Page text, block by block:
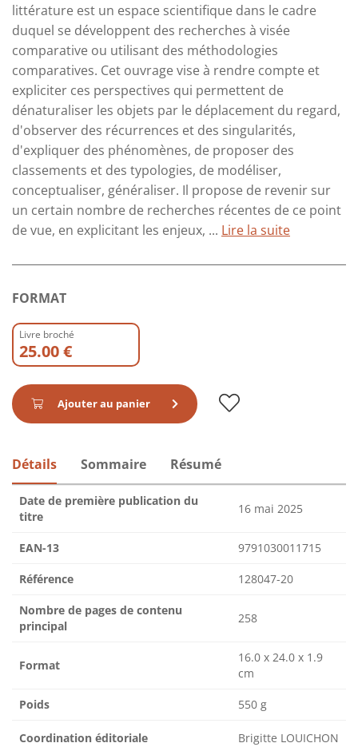
littérature est un espace scientifique dans le cadre
duquel se développent des recherches à visée
comparative ou utilisant des méthodologies
comparatives. Cet ouvrage vise à rendre compte et
expliciter ces perspectives qui permettent de
dénaturaliser les objets par le déplacement du regard,
d'observer des récurrences et des singularités,
d'expliquer des phénomènes, de proposer des
classements et des typologies, de modéliser,
conceptualiser, généraliser. Il propose de revenir sur
un certain nombre de recherches récentes de ce point
de vue, en explicitant les enjeux, ... Lire la suite
FORMAT
Livre broché
25.00 €
Ajouter au panier
Détails Sommaire Résumé
Date de première publication du
titre
16 mai 2025
EAN-13 9791030011715
Référence 128047-20
Nombre de pages de contenu
principal
258
Format
16.0 x 24.0 x 1.9
cm
Poids 550 g
Coordination éditoriale Brigitte LOUICHON